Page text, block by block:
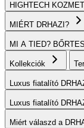
HIGHTECH
MIÉRT DRHAZI?
MI A TIED?
Kollekciók
Luxus fiatalító
Luxus fiatalító
Miért válaszd a